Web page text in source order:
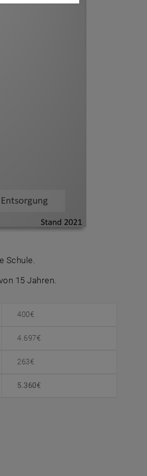
Schule.
15 Jahren.
400€
4.697€
263€
5.360€